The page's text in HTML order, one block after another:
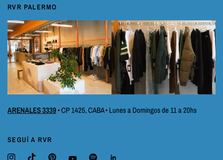
RVR PALERMO
ARENALES 3339• CP 1425, CABA • Lunes a Domingos de 11 a 20hs
SEGUÍ A RVR